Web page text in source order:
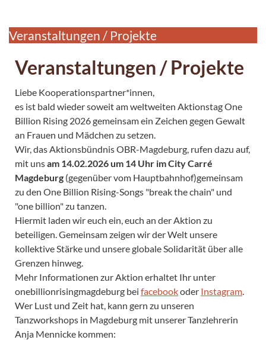
Veranstaltungen / Projekte
Veranstaltungen / Projekte
Liebe Kooperationspartner*innen,
es ist bald wieder soweit am weltweiten Aktionstag One
Billion Rising 2026 gemeinsam ein Zeichen gegen Gewalt
an Frauen und Mädchen zu setzen.
Wir, das Aktionsbündnis OBR-Magdeburg, rufen dazu auf,
mit unsam 14.02.2026 um 14 Uhr im City Carré
Magdeburg (gegenüber vom Hauptbahnhof)gemeinsam
zu den One Billion Rising-Songs "break the chain" und
"one billion" zu tanzen.
Hiermit laden wir euch ein, euch an der Aktion zu
beteiligen. Gemeinsam zeigen wir der Welt unsere
kollektive Stärke und unsere globale Solidarität über alle
Grenzen hinweg.
Mehr Informationen zur Aktion erhaltet Ihr unter
onebillionrisingmagdeburg bei facebookoder Instagram.
Wer Lust und Zeit hat, kann gern zu unseren
Tanzworkshops in Magdeburg mit unserer Tanzlehrerin
Anja Mennicke kommen: